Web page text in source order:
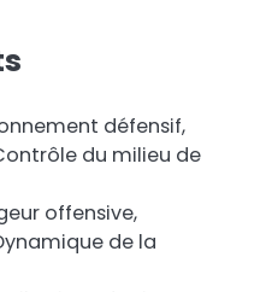
défensif,
du milieu de
offensive,
de la